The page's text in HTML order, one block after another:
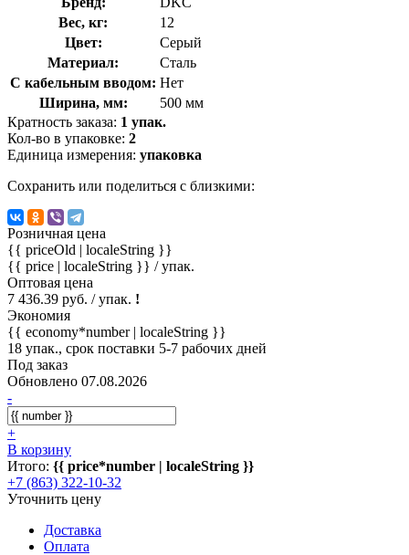
Вес, кг:
12
Цвет:
Серый
Материал:
Сталь
С кабельным вводом: Нет
Ширина, мм:
500 мм
Кратность заказа: 1 упак.
Кол-во в упаковке: 2
Единица измерения: упаковка
Сохранить или поделиться с близкими:
Розничная цена
{{ priceOld | localeString }}
{{ price | localeString }} / упак.
Оптовая цена
7 436.39 руб. / упак. !
Экономия
{{ economy*number | localeString }}
18 упак., срок поставки 5-7 рабочих дней
Под заказ
Обновлено 07.08.2026
-
+
В корзину
Итого: {{ price*number | localeString }}
+7 (863) 322-10-32
Уточнить цену
Доставка
Оплата